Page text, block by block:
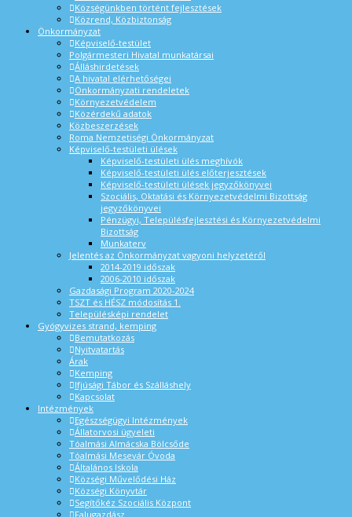
Községünkben történt fejlesztések
Közrend, Közbiztonság
Önkormányzat
Képviselő-testület
Polgármesteri Hivatal munkatársai
Álláshirdetések
A hivatal elérhetőségei
Önkormányzati rendeletek
Környezetvédelem
Közérdekű adatok
Közbeszerzések
Roma Nemzetiségi Önkormányzat
Képviselő-testületi ülések
Képviselő-testületi ülés meghívók
Képviselő-testületi ülés előterjesztések
Képviselő-testületi ülések jegyzőkönyvei
Szociális, Oktatási és Környezetvédelmi Bizottság
jegyzőkönyvei
Pénzügyi, Településfejlesztési és Környezetvédelmi
Bizottság
Munkaterv
Jelentés az Önkormányzat vagyoni helyzetéről
2014-2019 időszak
2006-2010 időszak
Gazdasági Program 2020-2024
TSZT és HÉSZ módosítás 1.
Településképi rendelet
Gyógyvizes strand, kemping
Bemutatkozás
Nyitvatartás
Árak
Kemping
Ifjúsági Tábor és Szálláshely
Kapcsolat
Intézmények
Egészségügyi Intézmények
Állatorvosi ügyeleti
Tóalmási Almácska Bölcsőde
Tóalmási Mesevár Óvoda
Általános Iskola
Községi Művelődési Ház
Községi Könyvtár
Segítőkéz Szociális Központ
Falugazdász